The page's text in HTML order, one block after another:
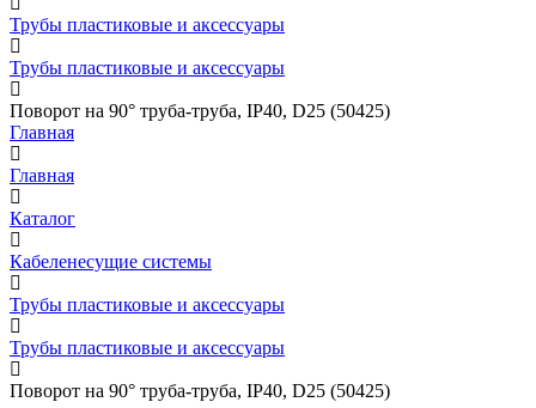
Трубы пластиковые и аксессуары
Трубы пластиковые и аксессуары
Поворот на 90° труба-труба, IP40, D25 (50425)
Главная
Главная
Каталог
Кабеленесущие системы
Трубы пластиковые и аксессуары
Трубы пластиковые и аксессуары
Поворот на 90° труба-труба, IP40, D25 (50425)